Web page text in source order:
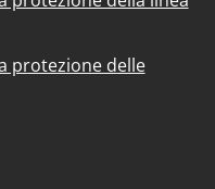
protezione delle